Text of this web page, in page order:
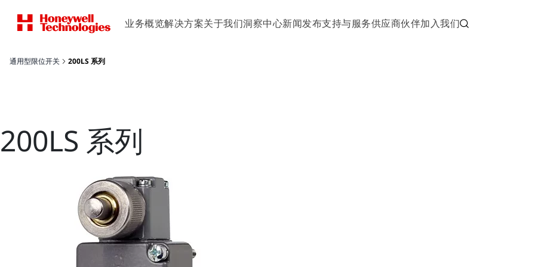
业务概览解决方案关于我们洞察中心新闻发布支持与服务供应商伙伴加入我们
通用型限位开关 200LS 系列
200LS 系列